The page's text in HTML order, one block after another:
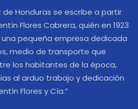
Honduras se escribe a partir
Flores Cabrera, quién en 1923
una pequeña empresa dedicada
medio de transporte que
los habitantes de la época,
al arduo trabajo y dedicación
Flores y Cía.”